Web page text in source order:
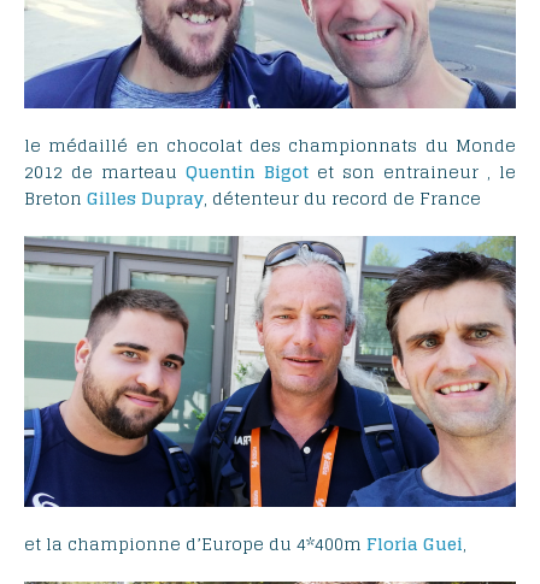
le médaillé en chocolat des championnats du Monde
2012 de marteau Quentin Bigot et son entraineur , le
Breton Gilles Dupray, détenteur du record de France
et la championne d’Europe du 4*400m Floria Guei,